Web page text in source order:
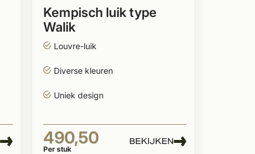
Kempisch luik type
Walik
Louvre-luik
Diverse kleuren
Uniek design
490,50
Per stuk
BEKIJKEN